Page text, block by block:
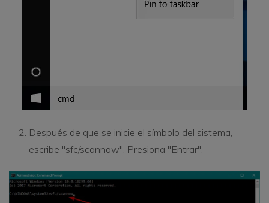
Después de que se inicie el símbolo del sistema,
escribe "sfc/scannow". Presiona "Entrar".